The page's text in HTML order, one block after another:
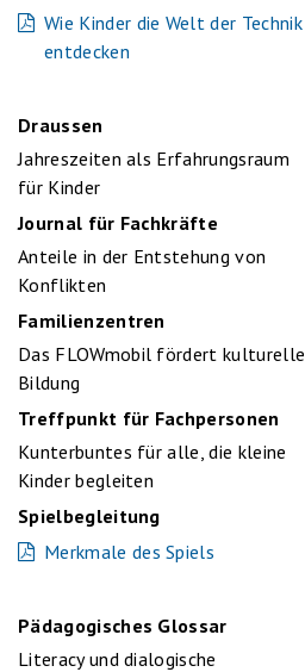
Wie Kinder die Welt der Technik
entdecken
Draussen
Jahreszeiten als Erfahrungsraum
für Kinder
Journal für Fachkräfte
Anteile in der Entstehung von
Konflikten
Familienzentren
Das FLOWmobil fördert kulturelle
Bildung
Treffpunkt für Fachpersonen
Kunterbuntes für alle, die kleine
Kinder begleiten
Spielbegleitung
Merkmale des Spiels
Pädagogisches Glossar
Literacy und dialogische